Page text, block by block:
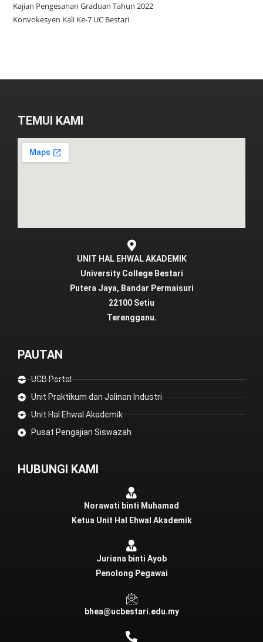
Kajian Pengesanan Graduan Tahun 2022
Konvokesyen Kali Ke-7 UC Bestari
TEMUI KAMI
UNIT HAL EHWAL AKADEMIK
University College Bestari
Putera Jaya, Bandar Permaisuri
22100 Setiu
Terengganu.
PAUTAN
UCB Portal
Unit Praktikum dan Jalinan Industri
Unit Hal Ehwal Akademik
Pusat Pengajian Siswazah
HUBUNGI KAMI
Norawati binti Muhamad
Ketua Unit Hal Ehwal Akademik
Juriana binti Ayob
Penolong Pegawai
bhea@ucbestari.edu.my